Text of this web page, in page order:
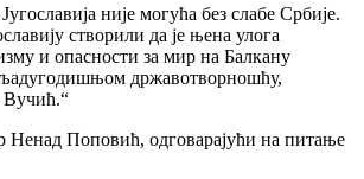
није могућа без слабе Србије.
створили да је њена улога
и опасности за мир на Балкану
државотворношћу,
Вучић.“
Ненад Поповић, одговарајући на питање